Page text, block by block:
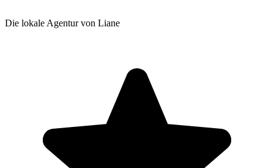
Die lokale Agentur von Liane